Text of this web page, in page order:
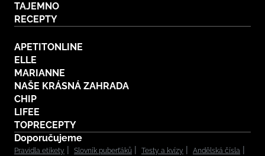
TAJEMNO
RECEPTY
APETITONLINE
ELLE
MARIANNE
NAŠE KRÁSNÁ ZAHRADA
CHIP
LIFEE
TOPRECEPTY
Doporučujeme
Pravidla etikety Slovník puberťáků Testy a kvízy
Andělská čísla